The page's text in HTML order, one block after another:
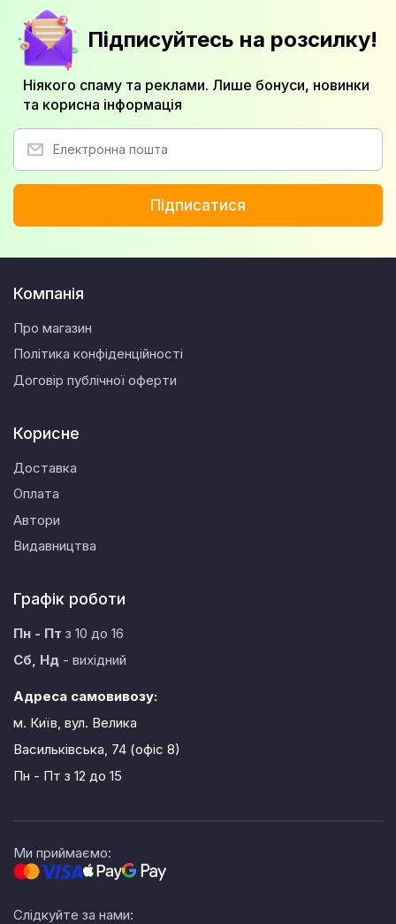
Підписуйтесь на розсилку!
Ніякого спаму та реклами. Лише бонуси, новинки
та корисна інформація
Підписатися
Компанія
Про магазин
Політика конфіденційності
Договір публічної оферти
Корисне
Доставка
Оплата
Автори
Видавництва
Графік роботи
Пн - Пт з 10 до 16
Сб, Нд - вихідний
Адреса самовивозу:
м. Київ, вул. Велика
Васильківська, 74 (офіс 8)
Пн - Пт з 12 до 15
Ми приймаємо:
Слідкуйте за нами: